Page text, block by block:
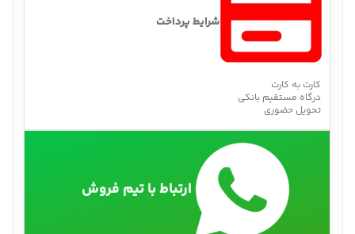
شرایط پرداخت
کارت به کارت
درگاه مستقیم بانکی
تحویل حضوری
ارتباط با تیم فروش